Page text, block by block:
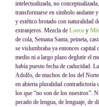
intelectualizada, no
transformarse en símbolo andante
y estético brotado con naturalidad
extranjeros. Mezcla de Lorca y
de cola, Semana Santa, peineta,
se vislumbraba ya entonces
medio ni a largo plazo deglutir el
había puesto fecha de caducidad.
Adolfo, de muchos de los del
en abierta pluralidad contradictoria
los que “no son de los nuestros”.
pecado de lengua, de lenguaje, de